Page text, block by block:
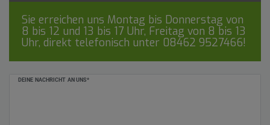
Sie erreichen uns Montag bis Donnerstag von
8 bis 12 und 13 bis 17 Uhr, Freitag von 8 bis 13
Uhr, direkt telefonisch unter 08462 9527466!
DEINE NACHRICHT AN UNS*
Ceres::Template.mailFormHoneypotLabel